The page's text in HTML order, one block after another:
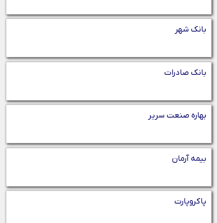
بانک شهر
بانک صادرات
بهاره صنعت سریر
بیمه آرمان
پاکروپارت